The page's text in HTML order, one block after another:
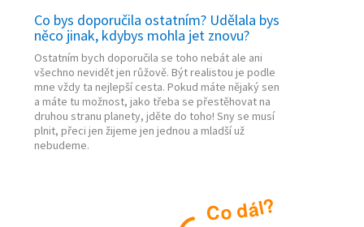
Co bys doporučila ostatním? Udělala bys
něco jinak, kdybys mohla jet znovu?
Ostatním bych doporučila se toho nebát ale ani
všechno nevidět jen růžově. Být realistou je podle
mne vždy ta nejlepší cesta. Pokud máte nějaký sen
a máte tu možnost, jako třeba se přestěhovat na
druhou stranu planety, jděte do toho! Sny se musí
plnit, přeci jen žijeme jen jednou a mladší už
nebudeme.
Co dál?